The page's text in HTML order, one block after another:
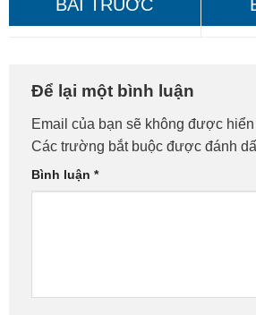
Thạnh – Giá Rẻ, Gọi Ngay!
Để lại một bình luận
Email của bạn sẽ không được
Các trường bắt buộc được đánh
Bình luận *